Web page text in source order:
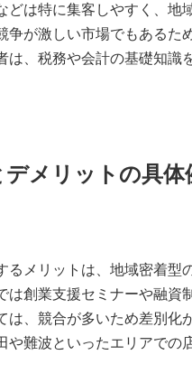
どは特に集客しやすく、地
争が激しい市場でもあるた
は、税務や会計の基礎知識
メリットの具体
るメリットは、地域密着
は創業支援セミナーや融資
は、競合が多いため差別
や難波といったエリアでの